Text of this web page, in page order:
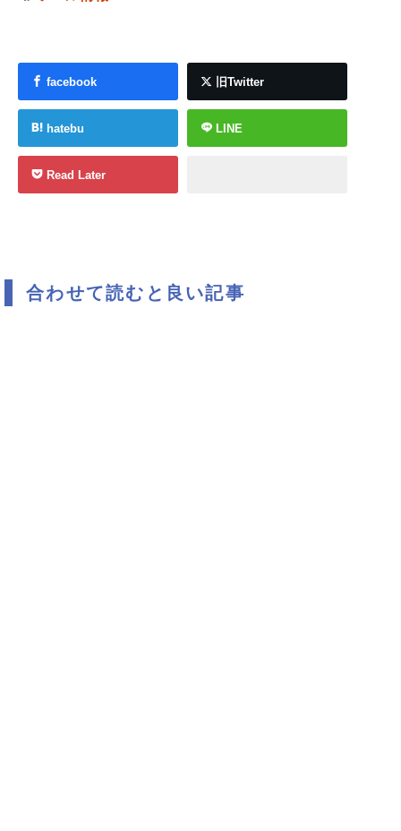
facebook 旧Twitter
hatebu LINE
Read Later
合わせて読むと良い記事